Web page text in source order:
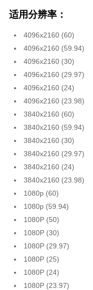
适用分辨率：
4096x2160 (60)
4096x2160 (59.94)
4096x2160 (30)
4096x2160 (29.97)
4096x2160 (24)
4096x2160 (23.98)
3840x2160 (60)
3840x2160 (59.94)
3840x2160 (30)
3840x2160 (29.97)
3840x2160 (24)
3840x2160 (23.98)
1080p (60)
1080p (59.94)
1080P (50)
1080P (30)
1080P (29.97)
1080P (25)
1080P (24)
1080P (23.97)